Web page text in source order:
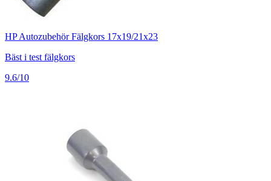
HP Autozubehör Fälgkors 17x19/21x23
Bäst i test fälgkors
9.6/10